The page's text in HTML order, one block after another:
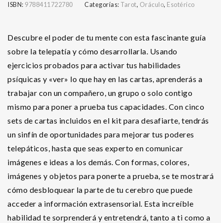
ISBN: 9788411722780 Categorías: Tarot, Oráculo, Esotérico
Descubre el poder de tu mente con esta fascinante guía
sobre la telepatía y cómo desarrollarla. Usando
ejercicios probados para activar tus habilidades
psíquicas y «ver» lo que hay en las cartas, aprenderás a
trabajar con un compañero, un grupo o solo contigo
mismo para poner a prueba tus capacidades. Con cinco
sets de cartas incluidos en el kit para desafiarte, tendrás
un sinfín de oportunidades para mejorar tus poderes
telepáticos, hasta que seas experto en comunicar
imágenes e ideas a los demás. Con formas, colores,
imágenes y objetos para ponerte a prueba, se te mostrará
cómo desbloquear la parte de tu cerebro que puede
acceder a información extrasensorial. Esta increíble
habilidad te sorprenderá y entretendrá, tanto a ti como a